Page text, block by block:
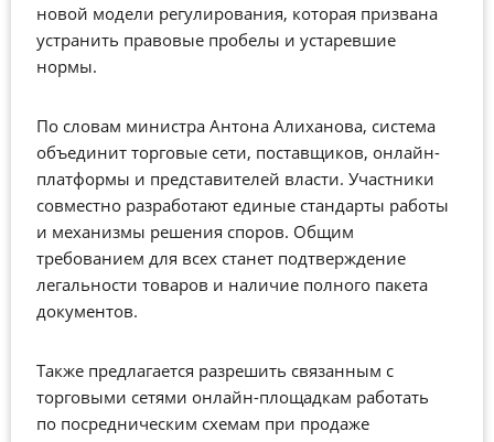
новой модели регулирования, которая призвана
устранить правовые пробелы и устаревшие
нормы.
По словам министра Антона Алиханова, система
объединит торговые сети, поставщиков, онлайн-
платформы и представителей власти. Участники
совместно разработают единые стандарты работы
и механизмы решения споров. Общим
требованием для всех станет подтверждение
легальности товаров и наличие полного пакета
документов.
Также предлагается разрешить связанным с
торговыми сетями онлайн-площадкам работать
по посредническим схемам при продаже